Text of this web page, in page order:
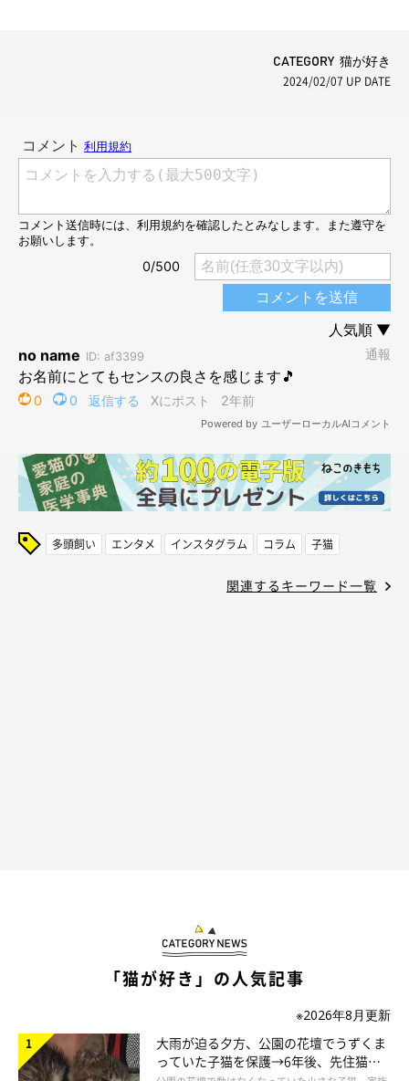
CATEGORY 猫が好き
2024/02/07 UP DATE
多頭飼い エンタメ インスタグラム コラム 子猫
関連するキーワード一覧
「猫が好き」の人気記事
※2026年8月更新
大雨が迫る夕方、公園の花壇でうずくま
っていた子猫を保護→6年後、先住猫